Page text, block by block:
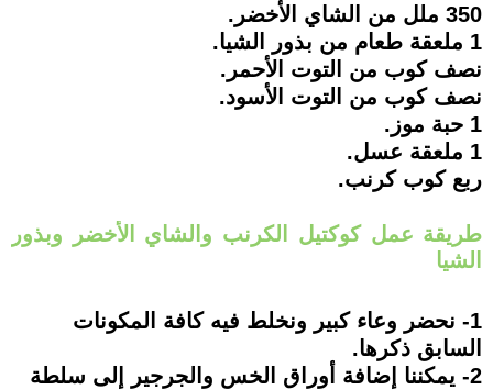
350 ملل من الشاي الأخضر.
1 ملعقة طعام من بذور الشيا.
نصف كوب من التوت الأحمر.
نصف كوب من التوت الأسود.
1 حبة موز.
1 ملعقة عسل.
ربع كوب كرنب.
طريقة عمل كوكتيل الكرنب والشاي الأخضر وبذور
الشيا
1- نحضر وعاء كبير ونخلط فيه كافة المكونات
السابق ذكرها.
2- يمكننا إضافة أوراق الخس والجرجير إلى سلطة